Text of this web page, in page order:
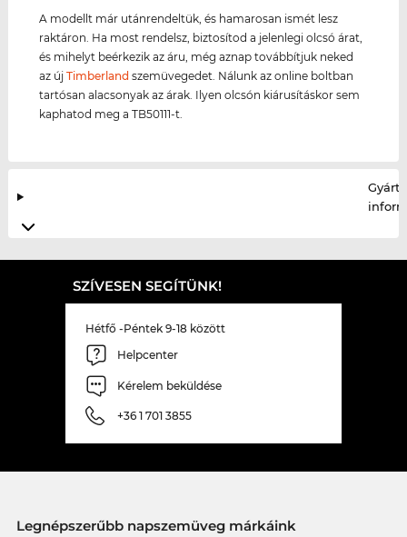
A modellt már utánrendeltük, és hamarosan ismét lesz
raktáron. Ha most rendelsz, biztosítod a jelenlegi olcsó árat,
és mihelyt beérkezik az áru, még aznap továbbítjuk neked
az újTimberland szemüvegedet. Nálunk az online boltban
tartósan alacsonyak az árak. Ilyen olcsón kiárusításkor sem
kaphatod meg a TB50111-t.
SZÍVESEN SEGÍTÜNK!
Hétfő -Péntek 9-18 között
Helpcenter
Kérelem beküldése
+36 1 701 3855
Legnépszerűbb napszemüveg márkáink